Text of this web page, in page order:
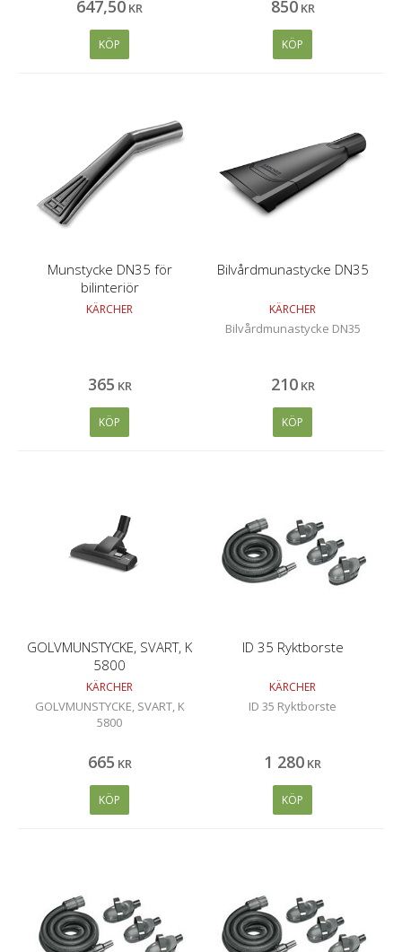
647,50 KR
KÖP
850 KR
KÖP
Munstycke DN35 för
bilinteriör
KÄRCHER
365 KR
KÖP
Bilvårdmunastycke DN35
KÄRCHER
Bilvårdmunastycke DN35
210 KR
KÖP
GOLVMUNSTYCKE, SVART, K
5800
KÄRCHER
GOLVMUNSTYCKE, SVART, K
5800
665 KR
KÖP
ID 35 Ryktborste
KÄRCHER
ID 35 Ryktborste
1 280 KR
KÖP